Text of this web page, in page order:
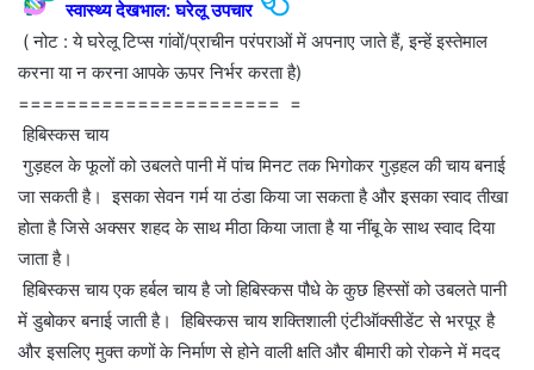
स्वास्थ्य देखभाल: घरेलू उपचार
( नोट : ये घरेलू टिप्स गांवों/प्राचीन परंपराओं में अपनाए जाते हैं, इन्हें इस्तेमाल
करना या न करना आपके ऊपर निर्भर करता है)
====================== =
हिबिस्कस चाय
गुड़हल के फूलों को उबलते पानी में पांच मिनट तक भिगोकर गुड़हल की चाय बनाई
जा सकती है। इसका सेवन गर्म या ठंडा किया जा सकता है और इसका स्वाद तीखा
होता है जिसे अक्सर शहद के साथ मीठा किया जाता है या नींबू के साथ स्वाद दिया
जाता है।
हिबिस्कस चाय एक हर्बल चाय है जो हिबिस्कस पौधे के कुछ हिस्सों को उबलते पानी
में डुबोकर बनाई जाती है। हिबिस्कस चाय शक्तिशाली एंटीऑक्सीडेंट से भरपूर है
और इसलिए मुक्त कणों के निर्माण से होने वाली क्षति और बीमारी को रोकने में मदद